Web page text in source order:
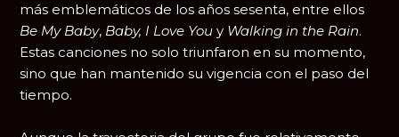
más emblemáticos de los años sesenta, entre ellos
Be My Baby, Baby, I Love You y Walking in the Rain.
Estas canciones no solo triunfaron en su momento,
sino que han mantenido su vigencia con el paso del
tiempo.